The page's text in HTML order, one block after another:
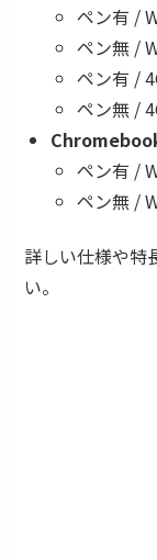
ペン有 /
ペン無 /
ペン有 /
ペン無 /
ペン有 /
ペン無 /
詳しい仕様や特
い。